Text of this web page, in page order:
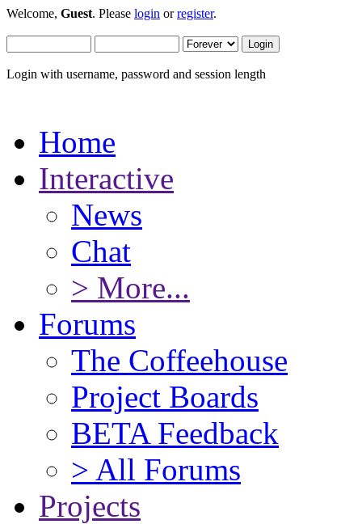
Welcome, Guest. Please login orregister.
Login with username, password and session length
Home
Interactive
News
Chat
> More...
Forums
The Coffeehouse
Project Boards
BETA Feedback
> All Forums
Projects